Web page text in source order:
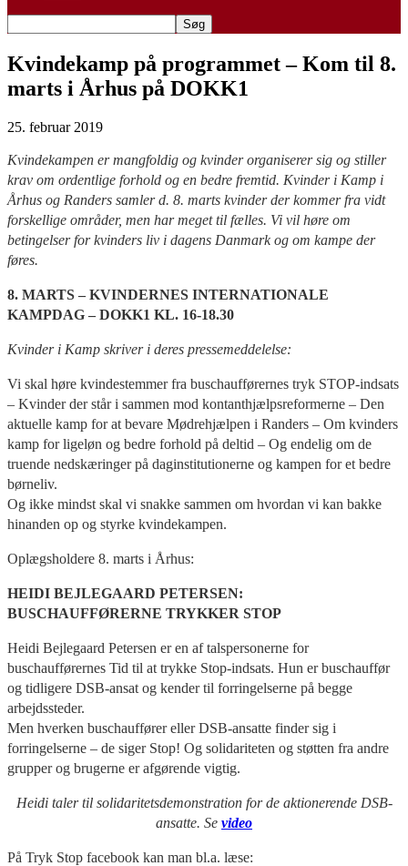
Kvindekamp på programmet – Kom til 8.
marts i Århus på DOKK1
25. februar 2019
Kvindekampen er mangfoldig og kvinder organiserer sig og stiller
krav om ordentlige forhold og en bedre fremtid. Kvinder i Kamp i
Århus og Randers samler d. 8. marts kvinder der kommer fra vidt
forskellige områder, men har meget til fælles. Vi vil høre om
betingelser for kvinders liv i dagens Danmark og om kampe der
føres.
8. MARTS – KVINDERNES INTERNATIONALE
KAMPDAG – DOKK1 KL. 16-18.30
Kvinder i Kamp skriver i deres pressemeddelelse:
Vi skal høre kvindestemmer fra buschaufførernes tryk STOP-indsats
– Kvinder der står i sammen mod kontanthjælpsreformerne – Den
aktuelle kamp for at bevare Mødrehjælpen i Randers – Om kvinders
kamp for ligeløn og bedre forhold på deltid – Og endelig om de
truende nedskæringer på daginstitutionerne og kampen for et bedre
børneliv.
Og ikke mindst skal vi snakke sammen om hvordan vi kan bakke
hinanden op og styrke kvindekampen.
Oplægsholdere 8. marts i Århus:
HEIDI BEJLEGAARD PETERSEN:
BUSCHAUFFØRERNE TRYKKER STOP
Heidi Bejlegaard Petersen er en af talspersonerne for
buschaufførernes Tid til at trykke Stop-indsats. Hun er buschauffør
og tidligere DSB-ansat og kender til forringelserne på begge
arbejdssteder.
Men hverken buschauffører eller DSB-ansatte finder sig i
forringelserne – de siger Stop! Og solidariteten og støtten fra andre
grupper og brugerne er afgørende vigtig.
Heidi taler til solidaritetsdemonstration for de aktionerende DSB-
ansatte. Se video
På Tryk Stop facebook kan man bl.a. læse: